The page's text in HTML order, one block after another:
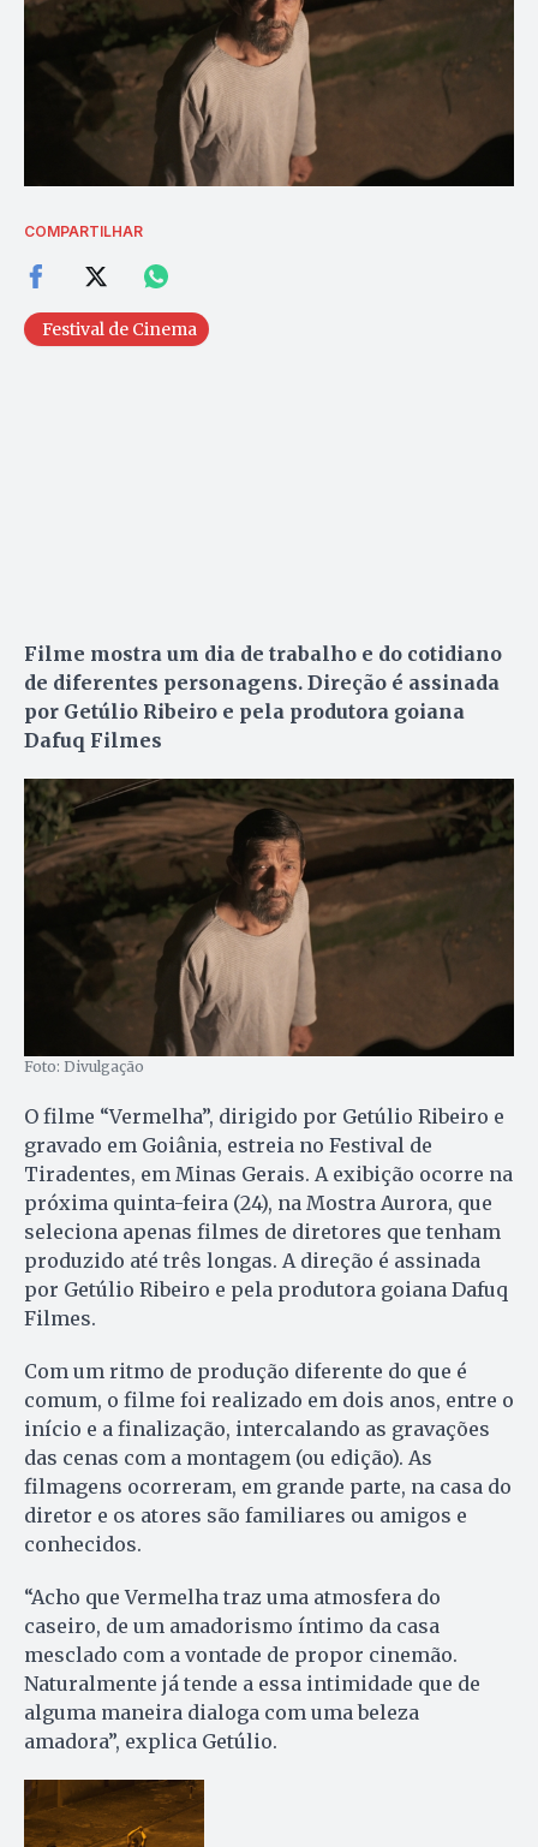
COMPARTILHAR
Festival de Cinema
Filme mostra um dia de trabalho e do cotidiano
de diferentes personagens. Direção é assinada
por Getúlio Ribeiro e pela produtora goiana
Dafuq Filmes
Foto: Divulgação
O filme “Vermelha”, dirigido por Getúlio Ribeiro e
gravado em Goiânia, estreia no Festival de
Tiradentes, em Minas Gerais. A exibição ocorre na
próxima quinta-feira (24), na Mostra Aurora, que
seleciona apenas filmes de diretores que tenham
produzido até três longas. A direção é assinada
por Getúlio Ribeiro e pela produtora goiana Dafuq
Filmes.
Com um ritmo de produção diferente do que é
comum, o filme foi realizado em dois anos, entre o
início e a finalização, intercalando as gravações
das cenas com a montagem (ou edição). As
filmagens ocorreram, em grande parte, na casa do
diretor e os atores são familiares ou amigos e
conhecidos.
“Acho que Vermelha traz uma atmosfera do
caseiro, de um amadorismo íntimo da casa
mesclado com a vontade de propor cinemão.
Naturalmente já tende a essa intimidade que de
alguma maneira dialoga com uma beleza
amadora”, explica Getúlio.